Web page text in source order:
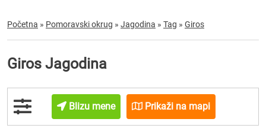
Početna » Pomoravski okrug » Jagodina » Tag » Giros
Giros Jagodina
Blizu mene Prikaži na mapi